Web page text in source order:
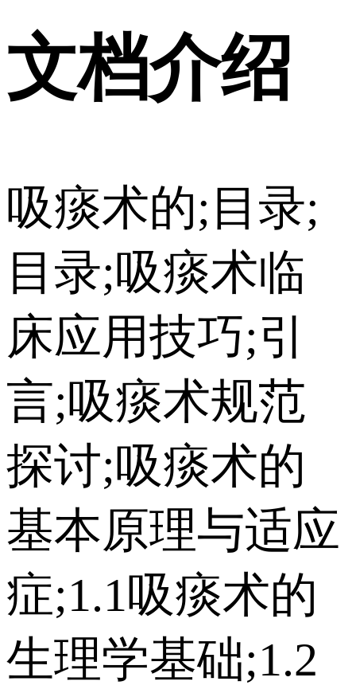
文档介绍
吸痰术的;目录;
目录;吸痰术临
床应用技巧;引
言;吸痰术规范
探讨;吸痰术的
基本原理与适应
症;1.1吸痰术的
生理学基础;1.2